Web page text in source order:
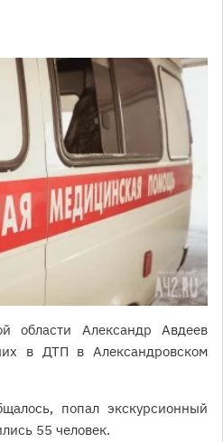
области Александр Авдеев
в ДТП в Александровском
попал экскурсионный
55 человек.